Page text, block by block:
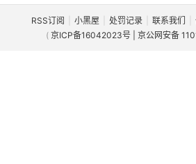
RSS订阅 小黑屋 处罚记录 联系我们
( 京ICP备16042023号 | 京公网安备